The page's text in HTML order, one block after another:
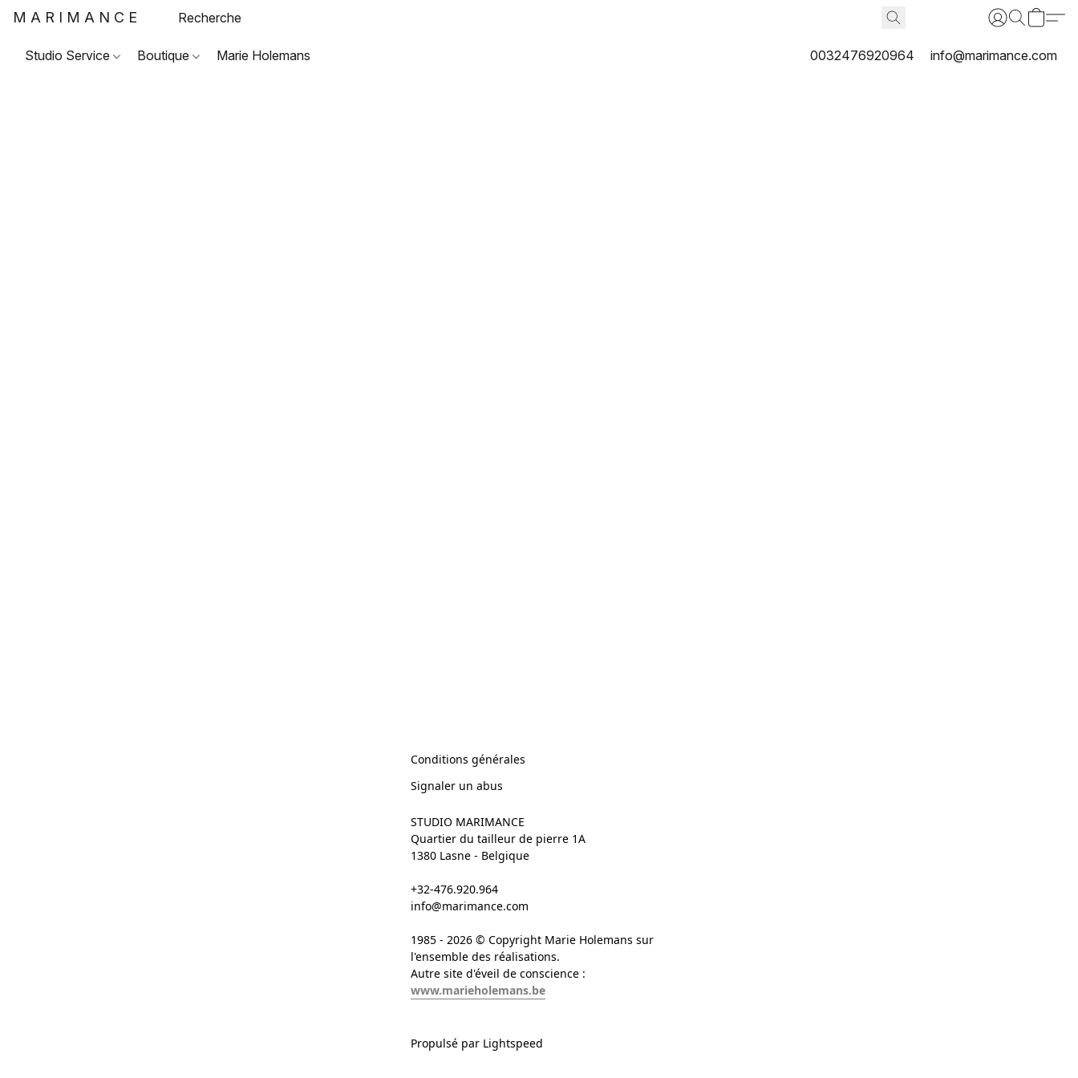
MARIMANCE
Studio Service Boutique Marie Holemans 0032476920964 info@marimance.com
Conditions générales
Signaler un abus
STUDIO MARIMANCE
Quartier du tailleur de pierre 1A
1380 Lasne - Belgique
+32-476.920.964
info@marimance.com
1985 - 2026 © Copyright Marie Holemans sur
l'ensemble des réalisations.
Autre site d'éveil de conscience :
www.marieholemans.be
Propulsé par Lightspeed